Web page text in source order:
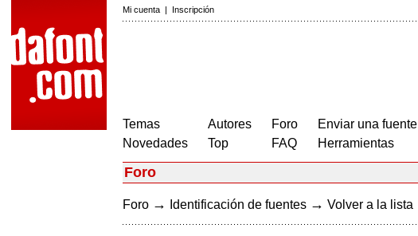
Mi cuenta | Inscripción
Temas
Novedades
Autores
Top
Foro
FAQ
Enviar una fuente
Herramientas
Foro
Foro → Identificación de fuentes → Volver a la lista